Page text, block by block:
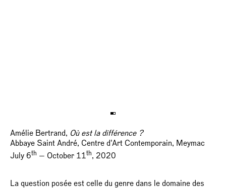
Amélie Bertrand, Où est la différence ?
Abbaye Saint André, Centre d'Art Contemporain, Meymac
July 6th — October 11th, 2020
La question posée est celle du genre dans le domaine des